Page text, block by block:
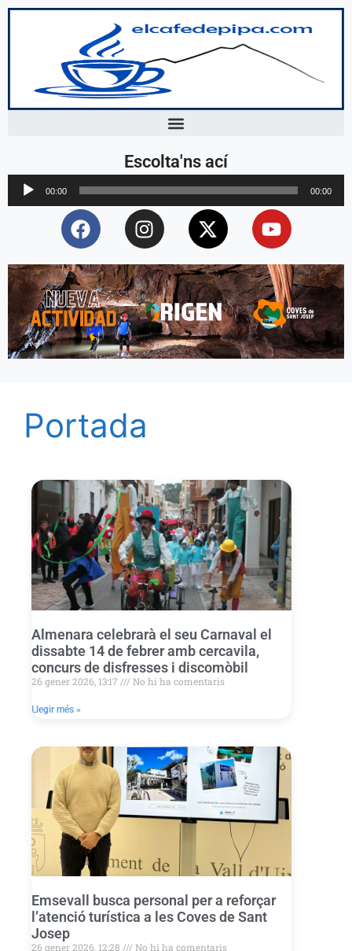
Escolta'ns ací
Reproductor
d'àudio
00:00 00:00
Portada
Almenara celebrarà el seu Carnaval el
dissabte 14 de febrer amb cercavila,
concurs de disfresses i discomòbil
26 gener 2026, 13:17 No hi ha comentaris
Llegir més »
Emsevall busca personal per a reforçar
l’atenció turística a les Coves de Sant
Josep
26 gener 2026, 12:28 No hi ha comentaris